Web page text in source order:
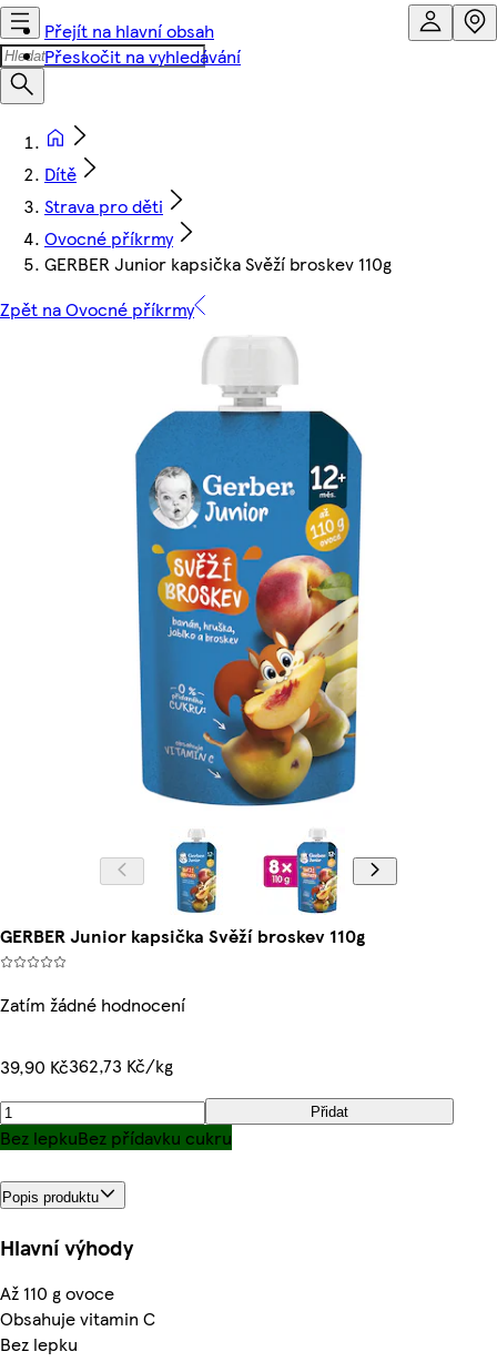
Přejít na hlavní obsah
Přeskočit na vyhledávání
Dítě
Strava pro děti
Ovocné příkrmy
GERBER Junior kapsička Svěží broskev 110g
Zpět na Ovocné příkrmy
GERBER Junior kapsička Svěží broskev 110g
Zatím žádné hodnocení
39,90 Kč362,73 Kč/kg
Přidat
Bez lepkuBez přídavku cukru
Popis produktu
Hlavní výhody
Až 110 g ovoce
Obsahuje vitamin C
Bez lepku